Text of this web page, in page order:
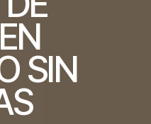
EN
SIN
S